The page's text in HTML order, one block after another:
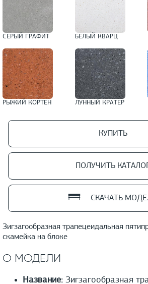
Зигзагообразная трапецеидальная
скамейка на блоке
СЕРЫЙ ГРАФИТ БЕЛЫЙ КВАРЦ
РЫЖИЙ КОРТЕН ЛУННЫЙ КРАТЕР
КУПИТЬ
ПОЛУЧИТЬ КАТАЛОГ
СКАЧАТЬ
О МОДЕЛИ
Название: Зигзагообразная